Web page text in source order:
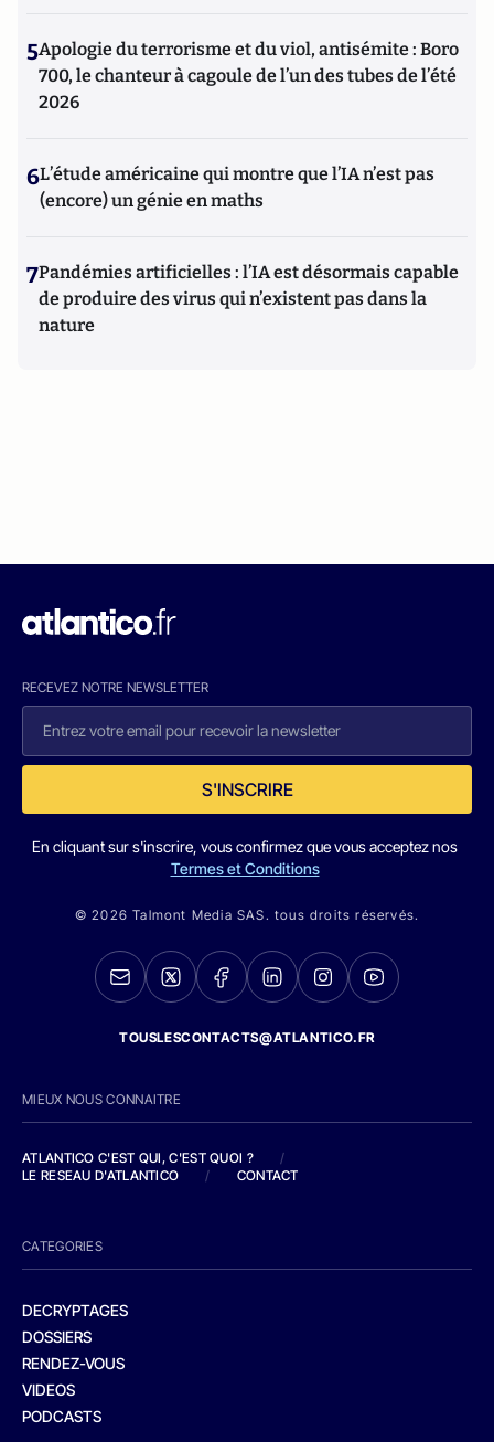
5Apologie du terrorisme et du viol, antisémite : Boro
700, le chanteur à cagoule de l’un des tubes de l’été
2026
6L’étude américaine qui montre que l’IA n’est pas
(encore) un génie en maths
7Pandémies artificielles : l’IA est désormais capable
de produire des virus qui n’existent pas dans la
nature
RECEVEZ NOTRE NEWSLETTER
S'INSCRIRE
En cliquant sur s'inscrire, vous confirmez que vous acceptez nos
Termes et Conditions
© 2026 Talmont Media SAS. tous droits réservés.
TOUSLESCONTACTS@ATLANTICO.FR
MIEUX NOUS CONNAITRE
ATLANTICO C'EST QUI, C'EST QUOI ?
/
LE RESEAU D'ATLANTICO
/ CONTACT
CATEGORIES
DECRYPTAGES
DOSSIERS
RENDEZ-VOUS
VIDEOS
PODCASTS